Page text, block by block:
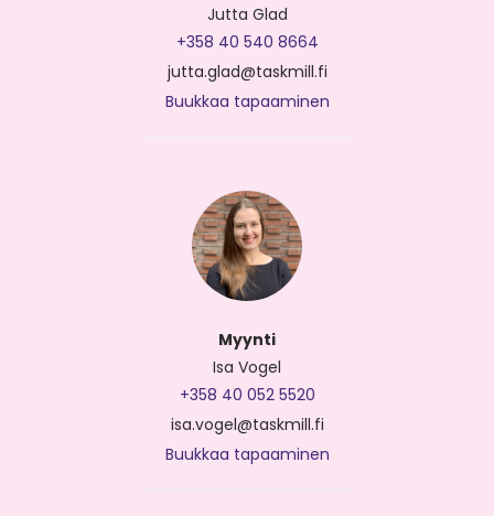
Jutta Glad
+358 40 540 8664
jutta.glad@taskmill.fi
Buukkaa tapaaminen
Myynti
Isa Vogel
+358 40 052 5520
isa.vogel@taskmill.fi
Buukkaa tapaaminen